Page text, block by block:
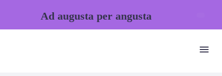
Ad augusta per angusta